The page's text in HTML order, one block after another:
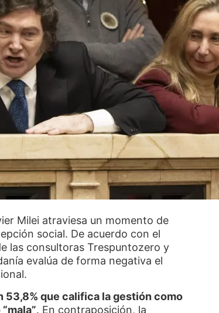
Milei atraviesa un momento de
social. De acuerdo con el
las consultoras Trespuntozero y
evalúa de forma negativa el
53,8% que califica la gestión como
. En contraposición, la